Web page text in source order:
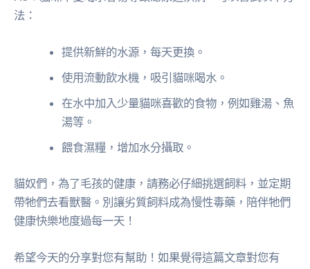
法：
提供新鮮的水源，每天更換。
使用流動飲水機，吸引貓咪喝水。
在水中加入少量貓咪喜歡的食物，例如雞湯、魚
湯等。
餵食濕糧，增加水分攝取。
貓奴們，為了毛孩的健康，請務必仔細挑選飼料，並定期
帶牠們去看獸醫。別讓劣質飼料成為慢性毒藥，陪伴牠們
健康快樂地度過每一天！
希望今天的分享對您有幫助！如果覺得這篇文章對您有